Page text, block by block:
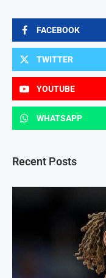
FACEBOOK
TWITTER
YOUTUBE
WHATSAPP
Recent Posts